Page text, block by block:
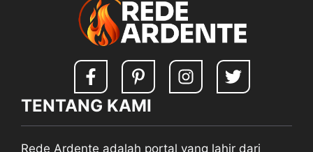
TENTANG KAMI
Rede Ardente adalah portal yang lahir dari